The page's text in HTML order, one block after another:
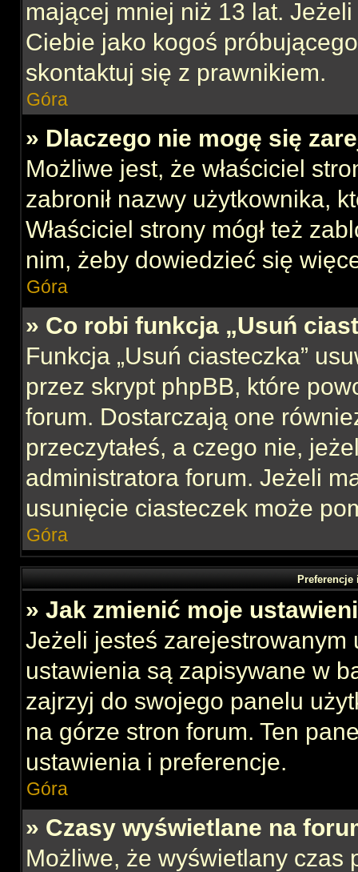
mającej mniej niż 13 lat.
Ciebie jako kogoś
skontaktuj się z prawnikiem.
Góra
» Dlaczego nie mogę się
Możliwe jest, że właściciel
zabronił nazwy użytkownika,
Właściciel strony mógł też
nim, żeby dowiedzieć się
Góra
» Co robi funkcja „Usuń
Funkcja „Usuń ciasteczka”
przez skrypt phpBB, które
forum. Dostarczają one
przeczytałeś, a czego nie,
administratora forum. Jeżeli
usunięcie ciasteczek może
Góra
» Jak zmienić moje
Jeżeli jesteś zarejestrowanym
ustawienia są zapisywane w
zajrzyj do swojego panelu
na górze stron forum. Ten
ustawienia i preferencje.
Góra
» Czasy wyświetlane na
Możliwe, że wyświetlany czas